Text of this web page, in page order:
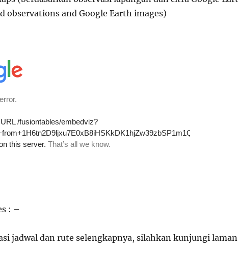
observations and Google Earth images)
: –
jadwal dan rute selengkapnya, silahkan kunjungi laman